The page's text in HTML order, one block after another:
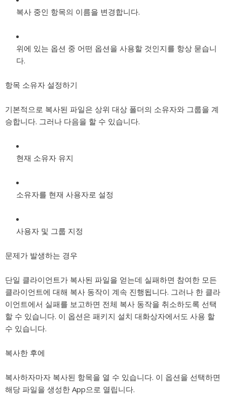
복사 중인 항목의 이름을 변경합니다.
위에 있는 옵션 중 어떤 옵션을 사용할 것인지를 항상 묻습니
다.
항목 소유자 설정하기
기본적으로 복사된 파일은 상위 대상 폴더의 소유자와 그룹을 계
승합니다. 그러나 다음을 할 수 있습니다.
현재 소유자 유지
소유자를 현재 사용자로 설정
사용자 및 그룹 지정
문제가 발생하는 경우
단일 클라이언트가 복사된 파일을 얻는데 실패하면 참여한 모든
클라이언트에 대해 복사 동작이 계속 진행됩니다. 그러나 한 클라
이언트에서 실패를 보고하면 전체 복사 동작을 취소하도록 선택
할 수 있습니다. 이 옵션은 패키지 설치 대화상자에서도 사용 할
수 있습니다.
복사한 후에
복사하자마자 복사된 항목을 열 수 있습니다. 이 옵션을 선택하면
해당 파일을 생성한 App으로 열립니다.